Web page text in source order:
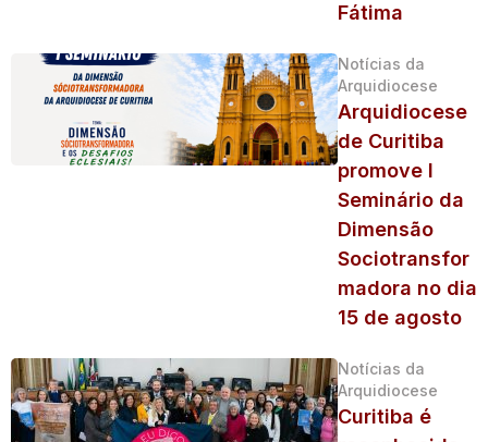
Fátima
Notícias da
Arquidiocese
Arquidiocese
de Curitiba
promove I
Seminário da
Dimensão
Sociotransfor
madora no dia
15 de agosto
Notícias da
Arquidiocese
Curitiba é